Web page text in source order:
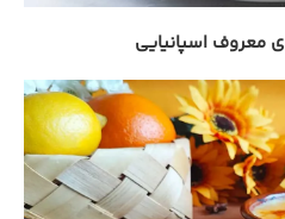
معروف اسپانیایی